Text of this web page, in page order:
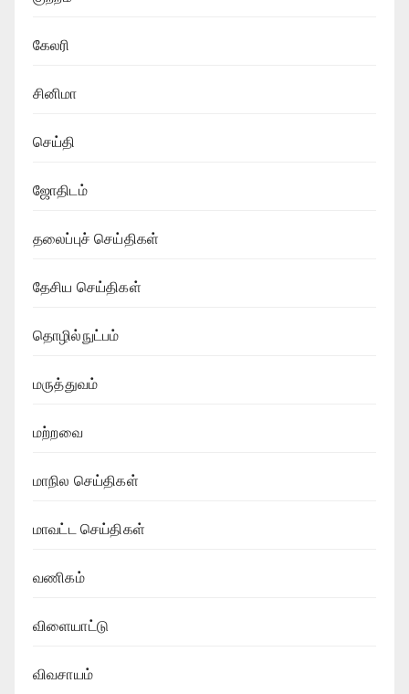
கேலரி
சினிமா
செய்தி
ஜோதிடம்
தலைப்புச் செய்திகள்
தேசிய செய்திகள்
தொழில்நுட்பம்
மருத்துவம்
மற்றவை
மாநில செய்திகள்
மாவட்ட செய்திகள்
வணிகம்
விளையாட்டு
விவசாயம்